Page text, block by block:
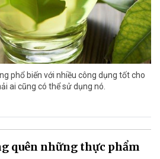
phổ biến với nhiều công dụng tốt cho
ai cũng có thể sử dụng nó.
quên những thực phẩm